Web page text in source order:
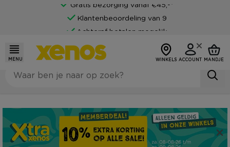
Gratis bezorging vanaf €45,-*
Klantenbeoordeling van 9
Achteraf betalen mogelijk
MENU WINKELS ACCOUNT MANDJE